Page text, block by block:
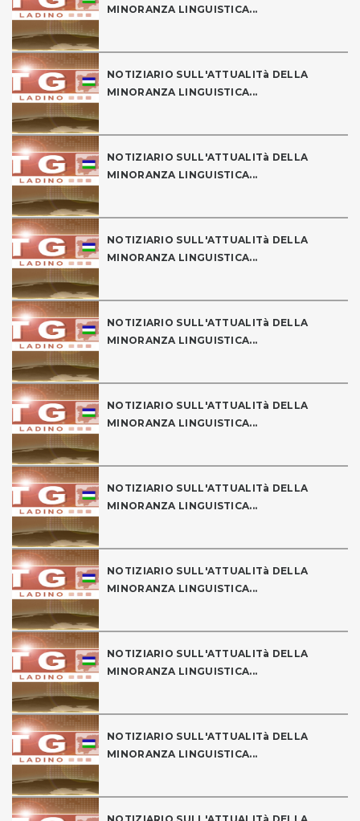
MINORANZA LINGUISTICA...
NOTIZIARIO SULL'ATTUALITà DELLA
MINORANZA LINGUISTICA...
NOTIZIARIO SULL'ATTUALITà DELLA
MINORANZA LINGUISTICA...
NOTIZIARIO SULL'ATTUALITà DELLA
MINORANZA LINGUISTICA...
NOTIZIARIO SULL'ATTUALITà DELLA
MINORANZA LINGUISTICA...
NOTIZIARIO SULL'ATTUALITà DELLA
MINORANZA LINGUISTICA...
NOTIZIARIO SULL'ATTUALITà DELLA
MINORANZA LINGUISTICA...
NOTIZIARIO SULL'ATTUALITà DELLA
MINORANZA LINGUISTICA...
NOTIZIARIO SULL'ATTUALITà DELLA
MINORANZA LINGUISTICA...
NOTIZIARIO SULL'ATTUALITà DELLA
MINORANZA LINGUISTICA...